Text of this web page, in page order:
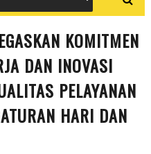
KOMITMEN
DAN INOVASI
PELAYANAN
HARI DAN